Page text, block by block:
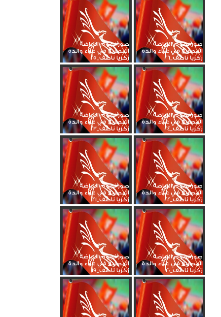
صور نجوم الرياضة
المصرية في عزاء والدة
زكريا ناصف_26
صور نجوم الرياضة
المصرية في عزاء والدة
زكريا ناصف_25
صور نجوم الرياضة
المصرية في عزاء والدة
زكريا ناصف_24
صور نجوم الرياضة
المصرية في عزاء والدة
زكريا ناصف_23
صور نجوم الرياضة
المصرية في عزاء والدة
زكريا ناصف_22
صور نجوم الرياضة
المصرية في عزاء والدة
زكريا ناصف_21
صور نجوم الرياضة
المصرية في عزاء والدة
زكريا ناصف_20
صور نجوم الرياضة
المصرية في عزاء والدة
زكريا ناصف_19